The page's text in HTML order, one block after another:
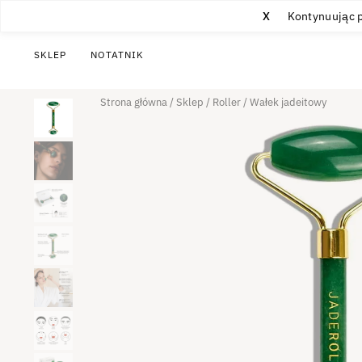
Kontynuując
X
SKLEP NOTATNIK
Strona główna /Sklep / Roller /Wałek jadeitowy